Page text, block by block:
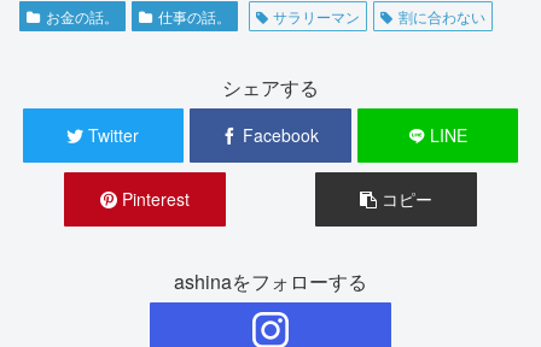
お金の話。 仕事の話。 サラリーマン 割に合わない
シェアする
Twitter Facebook LINE
Pinterest コピー
ashinaをフォローする